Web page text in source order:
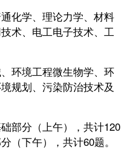
化学、理论力学、材料
术、电工电子技术、工
环境工程微生物学、环
规划、污染防治技术及
分（上午），共计120
（下午），共计60题。